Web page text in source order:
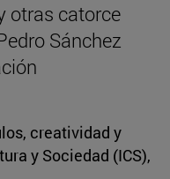
otras catorce
Sánchez
creatividad y
y Sociedad (ICS),